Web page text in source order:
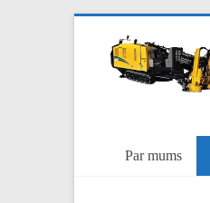
content
Par mums